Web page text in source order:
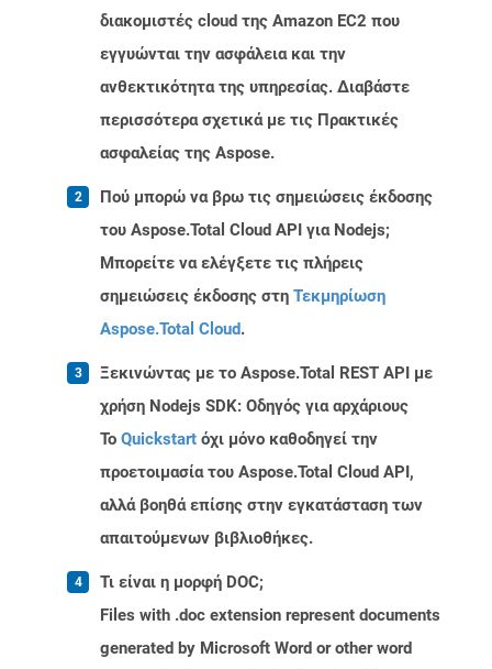
διακομιστές cloud της Amazon EC2 που
εγγυώνται την ασφάλεια και την
ανθεκτικότητα της υπηρεσίας. Διαβάστε
περισσότερα σχετικά με τις Πρακτικές
ασφαλείας της Aspose.
Πού μπορώ να βρω τις σημειώσεις έκδοσης
του Aspose.Total Cloud API για Nodejs;
Μπορείτε να ελέγξετε τις πλήρεις
σημειώσεις έκδοσης στη Τεκμηρίωση
Aspose.Total Cloud.
Ξεκινώντας με το Aspose.Total REST API με
χρήση Nodejs SDK: Οδηγός για αρχάριους
Το Quickstart όχι μόνο καθοδηγεί την
προετοιμασία του Aspose.Total Cloud API,
αλλά βοηθά επίσης στην εγκατάσταση των
απαιτούμενων βιβλιοθήκες.
Τι είναι η μορφή DOC;
Files with .doc extension represent documents
generated by Microsoft Word or other word